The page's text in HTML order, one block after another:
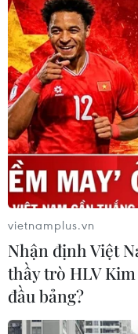
Phó Thủ tướng
thế giới đang ổn
05/08/2023 01:45
Theo Phó Thủ tướng
dầu mỏ toàn cầu
OPEC+, trong đó có
vietnamplus.vn
Nhận định Việt
thầy trò HLV
đầu bảng?